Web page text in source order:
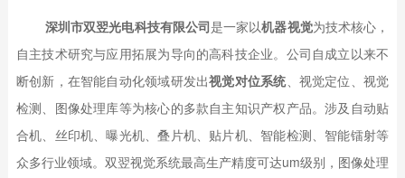
深圳市双翌光电科技有限公司是一家以机器视觉为技术核心，
自主技术研究与应用拓展为导向的高科技企业。公司自成立以来不
断创新，在智能自动化领域研发出视觉对位系统、视觉定位、视觉
检测、图像处理库等为核心的多款自主知识产权产品。涉及自动贴
合机、丝印机、曝光机、叠片机、贴片机、智能检测、智能镭射等
众多行业领域。双翌视觉系统最高生产精度可达um级别，图像处理